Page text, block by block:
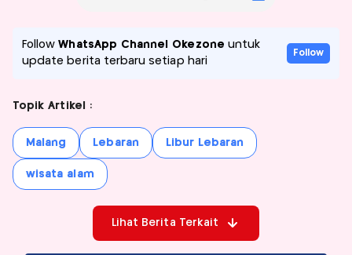
FollowWhatsApp Channel Okezone untuk
update berita terbaru setiap hari
Follow
Topik Artikel :
Malang Lebaran Libur Lebaran
wisata alam
Lihat Berita Terkait